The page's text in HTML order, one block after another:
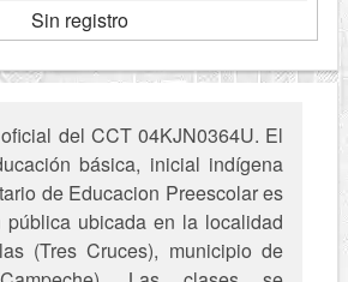
Sin registro
del CCT 04KJN0364U. El
básica, inicial indígena
de Educacion Preescolar es
pública ubicada en la localidad
(Tres Cruces), municipio de